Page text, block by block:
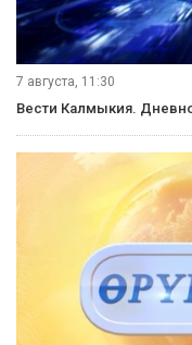
7 августа, 11:30
Вести Калмыкия.